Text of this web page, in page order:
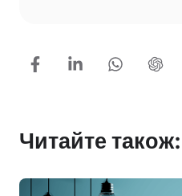
Читайте також: